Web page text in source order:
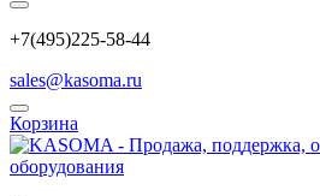
+7(495)225-58-44
sales@kasoma.ru
Корзина